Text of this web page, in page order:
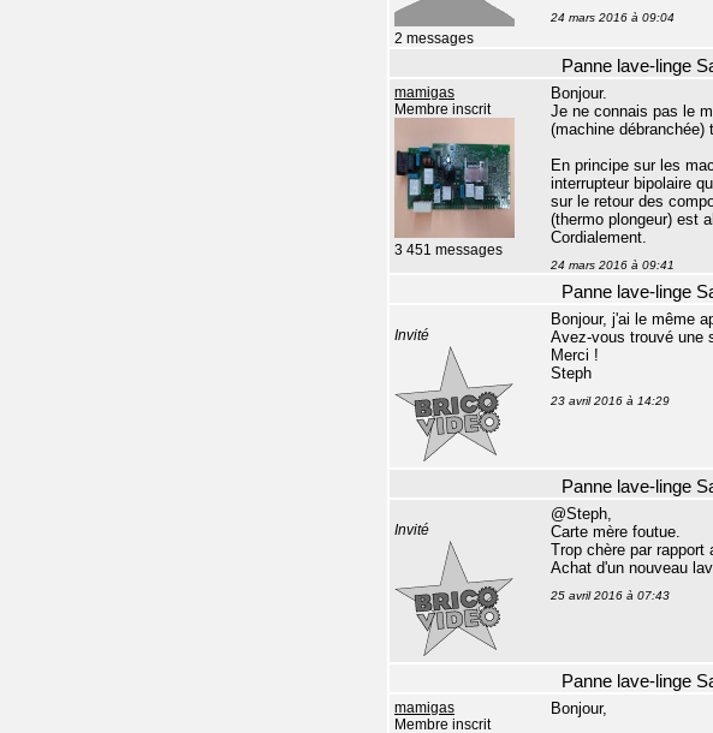
2 messages
24 mars 2016 à 09:04
Panne lave-linge
mamigas
Membre inscrit
3 451 messages
Bonjour.
Je ne connais pas le
(machine
En principe sur les
interrupteur bipolaire
sur le retour des
(thermo plongeur) est
Cordialement.
24 mars 2016 à 09:41
Panne lave-linge
Invité
Bonjour, j'ai le même
Avez-vous trouvé une
Merci !
Steph
23 avril 2016 à 14:29
Panne lave-linge
Invité
@Steph,
Carte mère foutue.
Trop chère par rapport
Achat d'un nouveau
25 avril 2016 à 07:43
Panne lave-linge
mamigas
Membre inscrit
Bonjour,